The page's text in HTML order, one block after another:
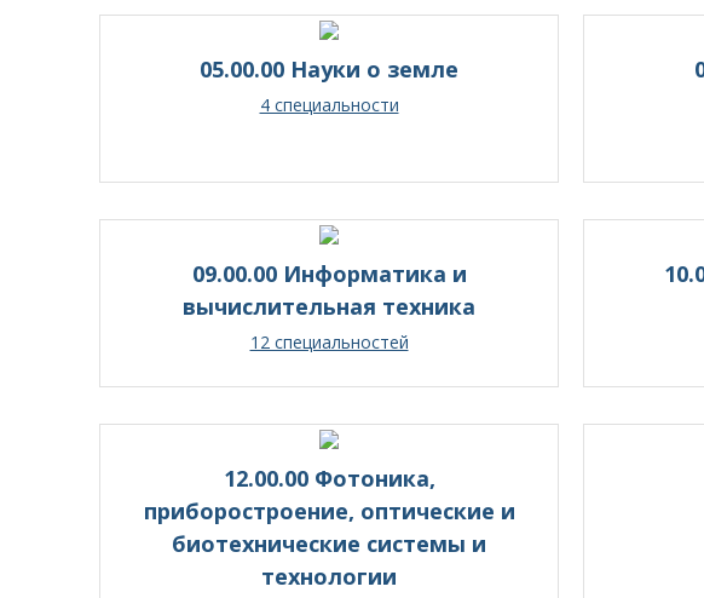
05.00.00 Науки о земле
4 специальности
09.00.00 Информатика и
вычислительная техника
12 специальностей
12.00.00 Фотоника,
приборостроение, оптические и
биотехнические системы и
технологии